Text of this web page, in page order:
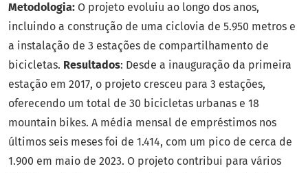
Metodologia: O projeto evoluiu ao longo dos anos,
incluindo a construção de uma ciclovia de 5.950 metros e
a instalação de 3 estações de compartilhamento de
bicicletas. Resultados: Desde a inauguração da primeira
estação em 2017, o projeto cresceu para 3 estações,
oferecendo um total de 30 bicicletas urbanas e 18
mountain bikes. A média mensal de empréstimos nos
últimos seis meses foi de 1.414, com um pico de cerca de
1.900 em maio de 2023. O projeto contribui para vários